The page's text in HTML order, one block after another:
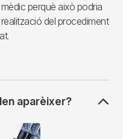
perquè això podria
del procediment
aparèixer?